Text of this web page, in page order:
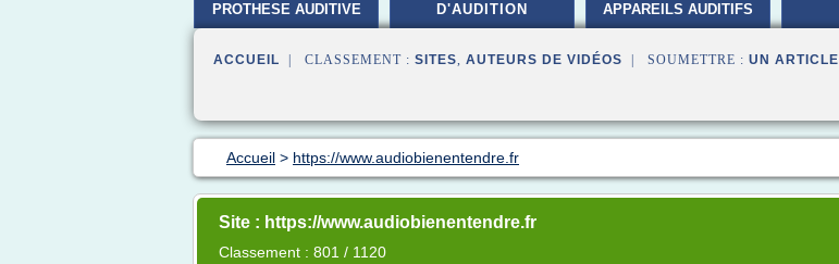
PROTHESE AUDITIVE D'AUDITION APPAREILS AUDITIFS
ACCUEIL | CLASSEMENT : SITES, AUTEURS DE VIDÉOS | SOUMETTRE : UN ARTICLE
Accueil > https://www.audiobienentendre.fr
Site : https://www.audiobienentendre.fr
Classement : 801 / 1120